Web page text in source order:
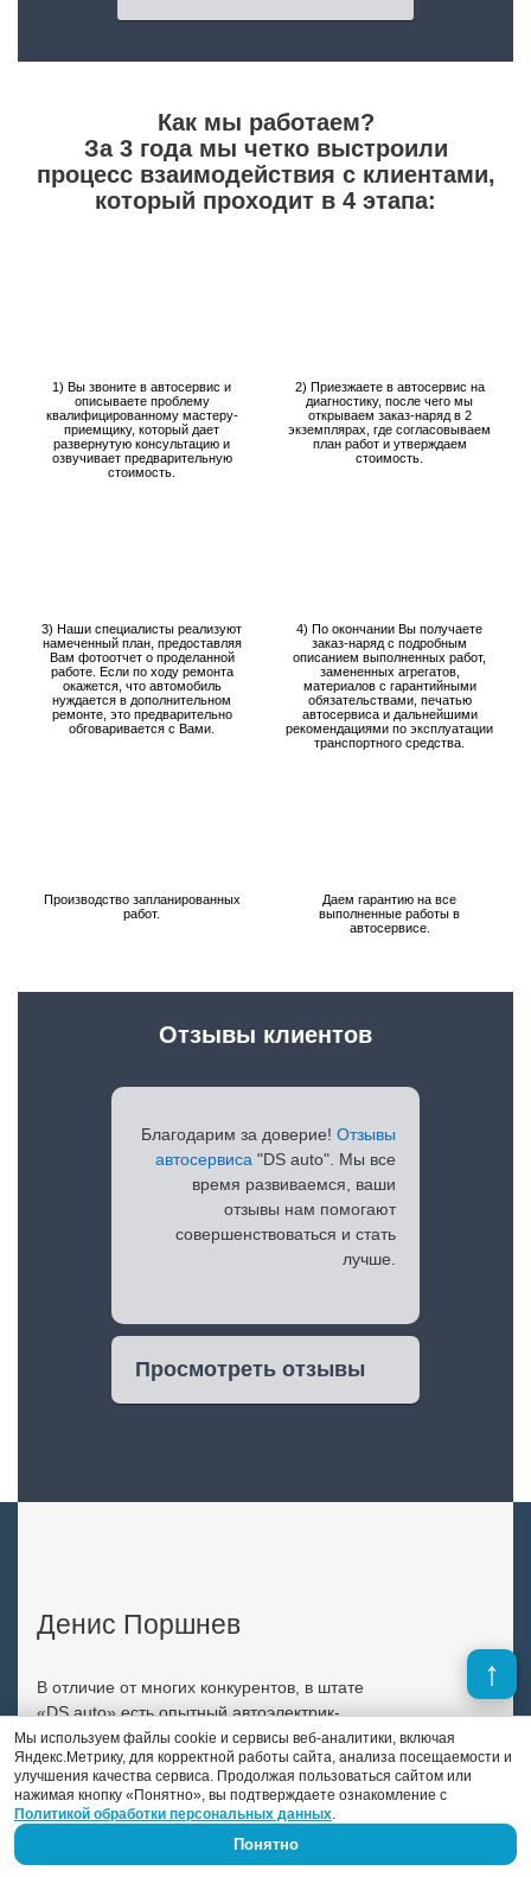
Как мы работаем?
За 3 года мы четко выстроили
процесс взаимодействия с клиентами,
который проходит в 4 этапа:
1) Вы звоните в автосервис и
описываете проблему
квалифицированному мастеру-
приемщику, который дает
развернутую консультацию и
озвучивает предварительную
стоимость.
2) Приезжаете в автосервис на
диагностику, после чего мы
открываем заказ-наряд в 2
экземплярах, где согласовываем
план работ и утверждаем
стоимость.
3) Наши специалисты реализуют
намеченный план, предоставляя
Вам фотоотчет о проделанной
работе. Если по ходу ремонта
окажется, что автомобиль
нуждается в дополнительном
ремонте, это предварительно
обговаривается с Вами.
4) По окончании Вы получаете
заказ-наряд с подробным
описанием выполненных работ,
замененных агрегатов,
материалов с гарантийными
обязательствами, печатью
автосервиса и дальнейшими
рекомендациями по эксплуатации
транспортного средства.
Производство запланированных
работ.
Даем гарантию на все
выполненные работы в
автосервисе.
Благодарим за доверие! Отзывы
автосервиса "DS auto". Мы все
время развиваемся, ваши
отзывы нам помогают
совершенствоваться и стать
лучше.
Просмотреть отзывы
Отзывы клиентов
Денис Поршнев
В отличие от многих конкурентов, в штате
«DS auto» есть опытный автоэлектрик-
диагност. Это Денис Поршнев, который
занимается автоэлектрикой уже 9 лет.
Previous
Мы используем файлы cookie и сервисы веб-аналитики, включая
Яндекс.Метрику, для корректной работы сайта, анализа посещаемости и
улучшения качества сервиса. Продолжая пользоваться сайтом или
нажимая кнопку «Понятно», вы подтверждаете ознакомление с
Политикой обработки персональных данных.
Понятно